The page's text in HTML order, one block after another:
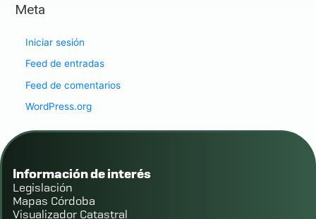
Meta
Iniciar sesión
Feed de entradas
Feed de comentarios
WordPress.org